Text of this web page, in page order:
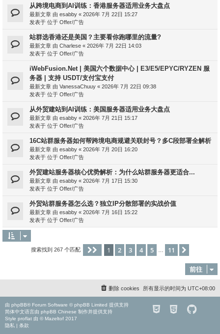
从跨境电商到AI训练：香港服务器适用业务大盘点
最新文章 由 esabby « 2026年 7月 22日 15:27
发表于 位于 Offer/广告
站群选香港还是美国？主要看你跑哪里的流量?
最新文章 由 Charlese « 2026年 7月 22日 14:03
发表于 位于 Offer/广告
iWebFusion.Net | 美国六个数据中心 | E3/E5/EPYC/RYZEN 服
务器 | 支持 USDT/支付宝支付
最新文章 由 VanessaChuuy « 2026年 7月 22日 09:38
发表于 位于 Offer/广告
从外贸建站到AI训练：美国服务器适用业务大盘点
最新文章 由 esabby « 2026年 7月 21日 15:17
发表于 位于 Offer/广告
16C站群服务器如何帮跨境电商规避关联封号？多C段部署全解析
最新文章 由 esabby « 2026年 7月 20日 16:20
发表于 位于 Offer/广告
外贸建站服务器核心优势解析：为什么站群服务器更适合...
最新文章 由 esabby « 2026年 7月 17日 15:30
发表于 位于 Offer/广告
外贸站群服务器怎么选？独立IP分散部署的实战价值
最新文章 由 esabby « 2026年 7月 16日 15:22
发表于 位于 Offer/广告
搜索找到 267 个匹配 分页：1 11
1 2 3 4 5 11
前往
所有显示的时间为 UTC+08:00
删除 cookies
由 phpBB® Forum Software © phpBB Limited 提供支持
简体中文语言由 phpBB Chinese 制作并提供支持
Style proflat 由 © Mazeltof 2017
隐私 | 条款